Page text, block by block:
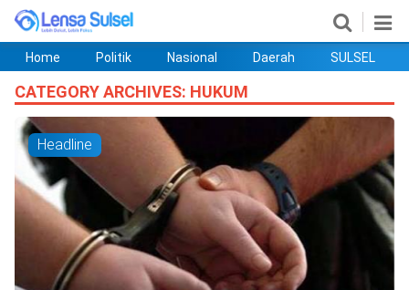
Home
Politik
Nasional
Daerah
SULSEL
Ekobis
Hukum
PENDIDIKAN
Olahraga
HIBURAN
Opini
Home Politik Nasional Daerah SULSEL
CATEGORY ARCHIVES: HUKUM
Headline